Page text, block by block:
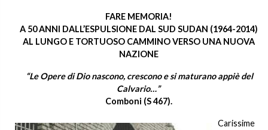
FARE MEMORIA!
A 50 ANNI DALL’ESPULSIONE DAL SUD SUDAN (1964-2014)
AL LUNGO E TORTUOSO CAMMINO VERSO UNA NUOVA
NAZIONE
“Le Opere di Dio nascono, crescono e si maturano appiè del
Calvario…”
Comboni (S 467).
Carissime